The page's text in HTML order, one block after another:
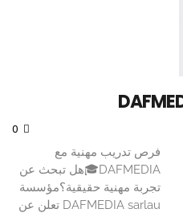
فرص تدريب مهنية مع
DAFMEDIA🎓هل تبحث عن
تجربة مهنية حقيقية؟مؤسسة
DAFMEDIA sarlau تعلن عن